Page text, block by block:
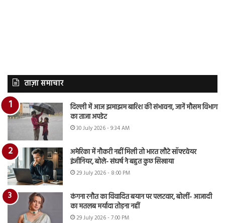
ताज़ा समाचार
दिल्ली में आज झमाझम बारिश की संभावना, जानें मौसम विभाग
का ताजा अपडेट
30 July 2026 - 9:34 AM
अमेरिका में नौकरी नहीं मिली तो भारत लौटे सॉफ्टवेयर
इंजीनियर, बोले- संघर्ष ने बहुत कुछ सिखाया
29 July 2026 - 8:00 PM
कंगना रनौत का विवादित बयान पर पलटवार, बोलीं- आजादी
का मतलब मर्यादा तोड़ना नहीं
29 July 2026 - 7:00 PM